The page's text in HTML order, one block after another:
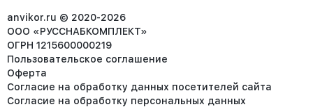
anvikor.ru © 2020-2026
ООО «РУССНАБКОМПЛЕКТ»
ОГРН 1215600000219
Пользовательское соглашение
Оферта
Согласие на обработку данных посетителей сайта
Согласие на обработку персональных данных